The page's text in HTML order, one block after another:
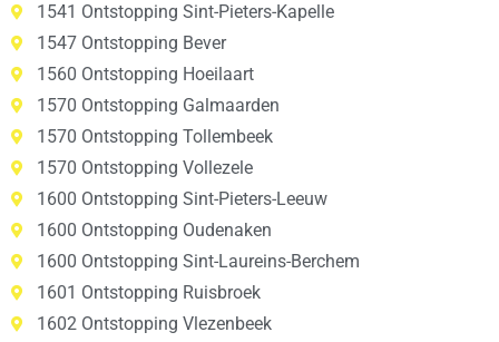
1541 Ontstopping Sint-Pieters-Kapelle
1547 Ontstopping Bever
1560 Ontstopping Hoeilaart
1570 Ontstopping Galmaarden
1570 Ontstopping Tollembeek
1570 Ontstopping Vollezele
1600 Ontstopping Sint-Pieters-Leeuw
1600 Ontstopping Oudenaken
1600 Ontstopping Sint-Laureins-Berchem
1601 Ontstopping Ruisbroek
1602 Ontstopping Vlezenbeek